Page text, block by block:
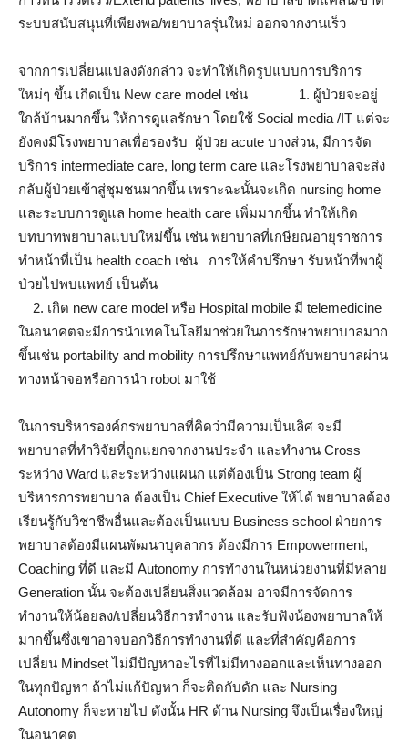
ระบบสนับสนุนที่เพียงพอ/พยาบาลรุ่นใหม่ ออกจากงานเร็ว
จากการเปลี่ยนแปลงดังกล่าว จะทำให้เกิดรูปแบบการบริการ
ใหม่ๆ ขึ้น เกิดเป็น New care model เช่น 1. ผู้ป่วยจะอยู่
ใกล้บ้านมากขึ้น ให้การดูแลรักษา โดยใช้ Social media /IT แต่จะ
ยังคงมีโรงพยาบาลเพื่อรองรับ ผู้ป่วย acute บางส่วน, มีการจัด
บริการ intermediate care, long term care และโรงพยาบาลจะส่ง
กลับผู้ป่วยเข้าสู่ชุมชนมากขึ้น เพราะฉะนั้นจะเกิด nursing home
และระบบการดูแล home health care เพิ่มมากขึ้น ทำให้เกิด
บทบาทพยาบาลแบบใหม่ขึ้น เช่น พยาบาลที่เกษียณอายุราชการ
ทำหน้าที่เป็น health coach เช่น การให้คำปรึกษา รับหน้าที่พาผู้
ป่วยไปพบแพทย์ เป็นต้น
2. เกิด new care model หรือ Hospital mobile มี telemedicine
ในอนาคตจะมีการนำเทคโนโลยีมาช่วยในการรักษาพยาบาลมาก
ขึ้นเช่น portability and mobility การปรึกษาแพทย์กับพยาบาลผ่าน
ทางหน้าจอหรือการนำ robot มาใช้
ในการบริหารองค์กรพยาบาลที่คิดว่ามีความเป็นเลิศ จะมี
พยาบาลที่ทำวิจัยที่ถูกแยกจากงานประจำ และทำงาน Cross
ระหว่าง Ward และระหว่างแผนก แต่ต้องเป็น Strong team ผู้
บริหารการพยาบาล ต้องเป็น Chief Executive ให้ได้ พยาบาลต้อง
เรียนรู้กับวิชาชีพอื่นและต้องเป็นแบบ Business school ฝ่ายการ
พยาบาลต้องมีแผนพัฒนาบุคลากร ต้องมีการ Empowerment,
Coaching ที่ดี และมี Autonomy การทำงานในหน่วยงานที่มีหลาย
Generation นั้น จะต้องเปลี่ยนสิ่งแวดล้อม อาจมีการจัดการ
ทำงานให้น้อยลง/เปลี่ยนวิธีการทำงาน และรับฟังน้องพยาบาลให้
มากขึ้นซึ่งเขาอาจบอกวิธีการทำงานที่ดี และที่สำคัญคือการ
เปลี่ยน Mindset ไม่มีปัญหาอะไรที่ไม่มีทางออกและเห็นทางออก
ในทุกปัญหา ถ้าไม่แก้ปัญหา ก็จะติดกับดัก และ Nursing
Autonomy ก็จะหายไป ดังนั้น HR ด้าน Nursing จึงเป็นเรื่องใหญ่
ในอนาคต